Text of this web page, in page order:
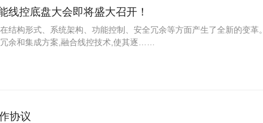
线控底盘大会即将盛大召开！
结构形式、系统架构、功能控制、安全冗余等方面产生了全新的变革。
余和集成方案,融合线控技术,使其逐……
协议